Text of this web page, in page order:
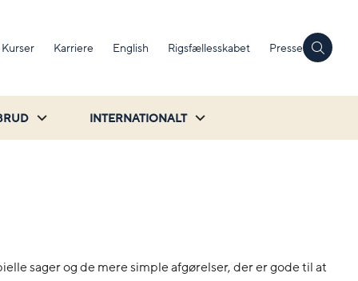
Kurser Karriere English Rigsfællesskabet Presse
INTERNATIONALT
sager og de mere simple afgørelser, der er gode til at